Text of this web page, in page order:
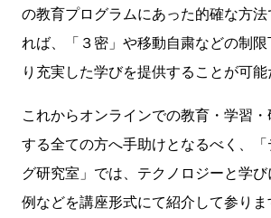
の教育プログラムにあった的確な方法
れば、「３密」や移動自粛などの制限
り充実した学びを提供することが可能
これからオンラインでの教育・学習
する全ての方へ手助けとなるべく、
グ研究室」では、テクノロジーと学
例などを講座形式にて紹介して参りま